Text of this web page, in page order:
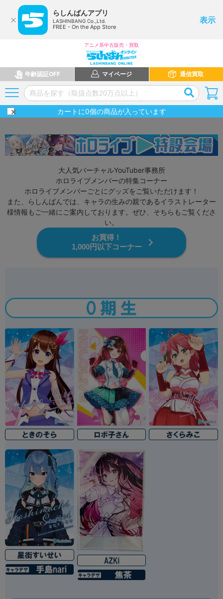
らしんばんアプリ
LASHINBANG Co.,Ltd.
FREE - On the App Store
表示
アニメ系中古販売・買取
年齢認証OFF マイページ 通信買取
カートに0個の商品が入っています
大人気バーチャルYouTuber事務所
ホロライブメンバーの特集コーナー
ホロライブメンバーごとにグッズをご覧いただけます！
また、らしんばんでは、キャラの生みの親であるイラストレーター
様情報もご一緒にご案内しております。ぜひ、そちらもご覧くださ
い。
お買得！
1,000円以下コーナー